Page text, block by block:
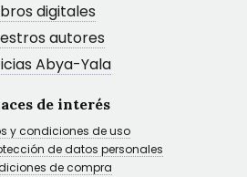
digitales
autores
Abya-Yala
de interés
y condiciones de uso
de datos personales
de compra